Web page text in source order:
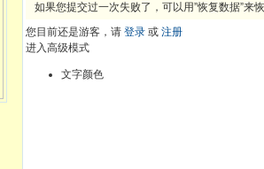
如果您提交过一次失败了，可以用”恢复数据”来
您目前还是游客，请 登录 或 注册
进入高级模式
文字颜色